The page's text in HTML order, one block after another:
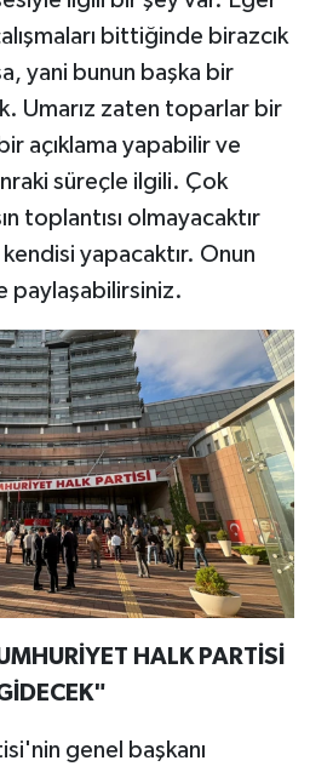
bittiğinde birazcık
yani bunun başka bir
Umarız zaten toparlar bir
açıklama yapabilir ve
süreçle ilgili. Çok
toplantısı olmayacaktır
yapacaktır. Onun
paylaşabilirsiniz.
HALK PARTİSİ
genel başkanı